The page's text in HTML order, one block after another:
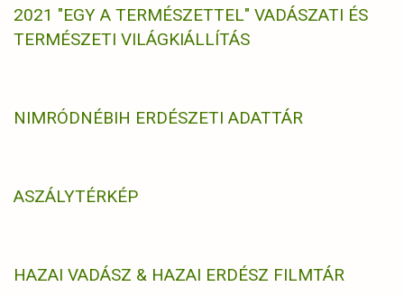
2021 "EGY A TERMÉSZETTEL" VADÁSZATI ÉS
TERMÉSZETI VILÁGKIÁLLÍTÁS
NIMRÓDNÉBIH ERDÉSZETI ADATTÁR
ASZÁLYTÉRKÉP
HAZAI VADÁSZ & HAZAI ERDÉSZ FILMTÁR